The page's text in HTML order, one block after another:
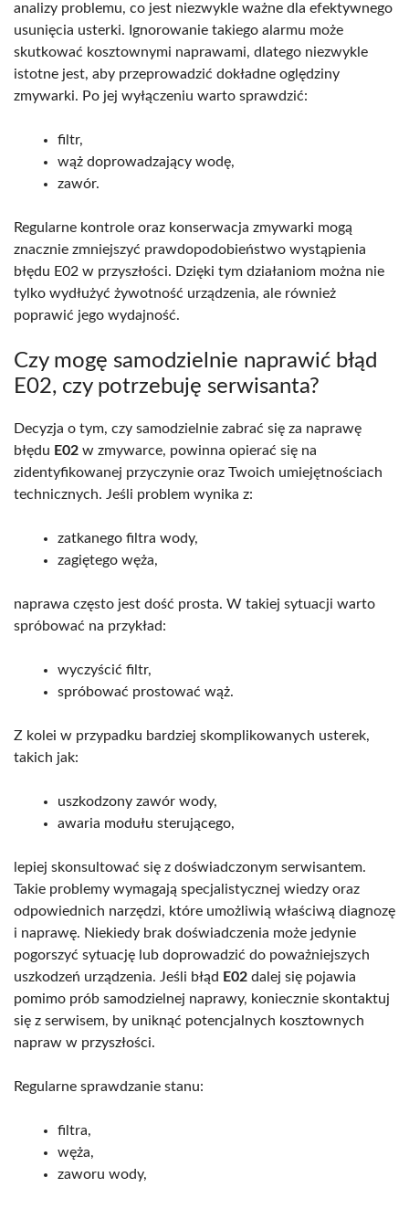
analizy problemu, co jest niezwykle ważne dla efektywnego
usunięcia usterki. Ignorowanie takiego alarmu może
skutkować kosztownymi naprawami, dlatego niezwykle
istotne jest, aby przeprowadzić dokładne oględziny
zmywarki. Po jej wyłączeniu warto sprawdzić:
filtr,
wąż doprowadzający wodę,
zawór.
Regularne kontrole oraz konserwacja zmywarki mogą
znacznie zmniejszyć prawdopodobieństwo wystąpienia
błędu E02 w przyszłości. Dzięki tym działaniom można nie
tylko wydłużyć żywotność urządzenia, ale również
poprawić jego wydajność.
Czy mogę samodzielnie naprawić błąd
E02, czy potrzebuję serwisanta?
Decyzja o tym, czy samodzielnie zabrać się za naprawę
błędu E02 w zmywarce, powinna opierać się na
zidentyfikowanej przyczynie oraz Twoich umiejętnościach
technicznych. Jeśli problem wynika z:
zatkanego filtra wody,
zagiętego węża,
naprawa często jest dość prosta. W takiej sytuacji warto
spróbować na przykład:
wyczyścić filtr,
spróbować prostować wąż.
Z kolei w przypadku bardziej skomplikowanych usterek,
takich jak:
uszkodzony zawór wody,
awaria modułu sterującego,
lepiej skonsultować się z doświadczonym serwisantem.
Takie problemy wymagają specjalistycznej wiedzy oraz
odpowiednich narzędzi, które umożliwią właściwą diagnozę
i naprawę. Niekiedy brak doświadczenia może jedynie
pogorszyć sytuację lub doprowadzić do poważniejszych
uszkodzeń urządzenia. Jeśli błąd E02 dalej się pojawia
pomimo prób samodzielnej naprawy, koniecznie skontaktuj
się z serwisem, by uniknąć potencjalnych kosztownych
napraw w przyszłości.
Regularne sprawdzanie stanu:
filtra,
węża,
zaworu wody,